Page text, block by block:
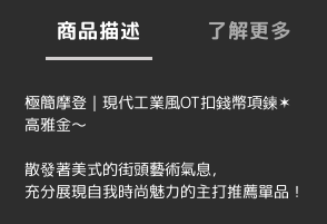
商品描述 了解更多
極簡摩登｜現代工業風OT扣錢幣項鍊✶
高雅金～
散發著美式的街頭藝術氣息，
充分展現自我時尚魅力的主打推薦單品！